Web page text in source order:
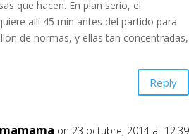
que hacen. En plan serio, el
allí 45 min antes del partido para
de normas, y ellas tan concentradas,
Reply
on 23 octubre, 2014 at 12:39